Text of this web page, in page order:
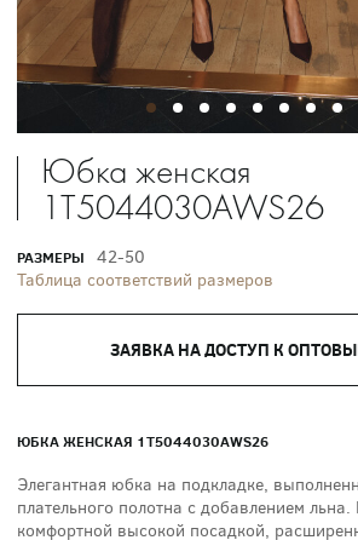
Юбка женская
1T5044030AWS26
РАЗМЕРЫ
42-50
Таблица соответствий размеров
ЗАЯВКА НА ДОСТУП К
ЮБКА ЖЕНСКАЯ 1T5044030AWS26
Элегантная юбка на подкладке,
плательного полотна с добавлением
комфортной высокой посадкой,